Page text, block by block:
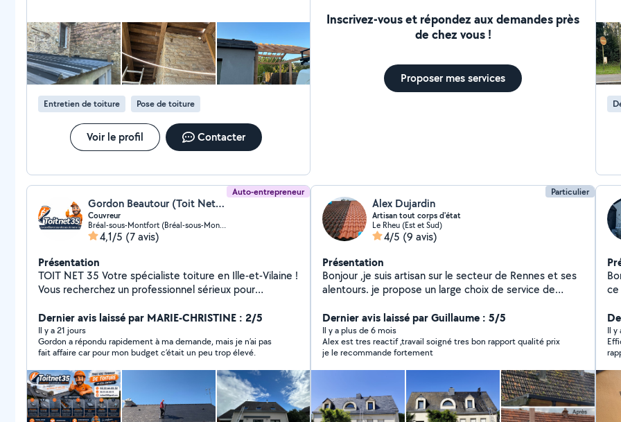
Entretien de toiture Pose de toiture
Voir le profil Contacter
Inscrivez-vous et répondez aux demandes près
de chez vous !
Proposer mes services
Auto-entrepreneur
Gordon Beautour (Toit Net 35)
Couvreur
Bréal-sous-Montfort (Bréal-sous-Montfort)
4,1/5 (7 avis)
Présentation
TOIT NET 35 Votre spécialiste toiture en Ille-et-Vilaine !
Vous recherchez un professionnel sérieux pour
votre service pour des interventions rapides et
efficaces. Nos prestations : Nettoyage de toiture
Démoussage Traitement hydrofuge Recherche de fuite
(ardoise & toit plat) Entretien préventif et curatif
Intervention rapide sous 7 jours Entreprise locale basée
à Bréal-sous-Montfort Déplacement et devis
GRATUITS Travail soigné et professionnel Conseils
personnalisés Zone d'intervention : Ille-et-Vilaine (35)
Dernier avis laissé par MARIE-CHRISTINE : 2/5
Il y a 21 jours
Gordon a répondu rapidement à ma demande, mais je n’ai pas
fait affaire car pour mon budget c’était un peu trop élevé.
Particulier
Alex Dujardin
Artisan tout corps d'état
Le Rheu (Est et Sud)
4/5 (9 avis)
Présentation
Bonjour ,je suis artisan sur le secteur de Rennes et ses
alentours. je propose un large choix de service de
maison avec produit professionnel biodégradable,
peinture et réparation extérieur intérieur et travaux
divers...) Je suis joignable en journée je peux me
déplacer pour vous proposer un devis gratuitement .
Travail soigné et garantie.
Dernier avis laissé par Guillaume : 5/5
Il y a plus de 6 mois
Alex est tres reactif ,travail soigné tres bon rapport qualité prix
je le recommande fortement
Il y